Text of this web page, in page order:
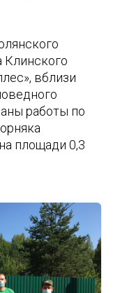
Клинского
вблизи
работы по
площади 0,3